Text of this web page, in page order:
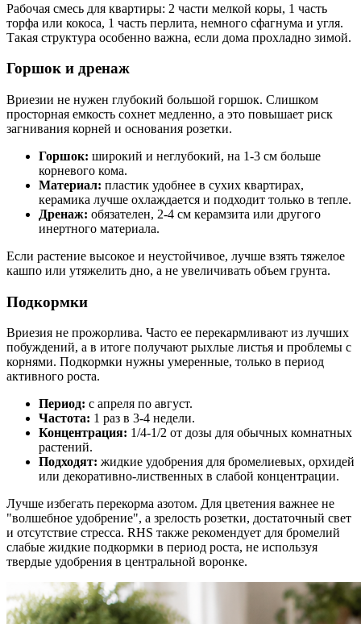
Рабочая смесь для квартиры: 2 части мелкой коры, 1 часть
торфа или кокоса, 1 часть перлита, немного сфагнума и угля.
Такая структура особенно важна, если дома прохладно зимой.
Горшок и дренаж
Вриезии не нужен глубокий большой горшок. Слишком
просторная емкость сохнет медленно, а это повышает риск
загнивания корней и основания розетки.
Горшок: широкий и неглубокий, на 1-3 см больше
корневого кома.
Материал: пластик удобнее в сухих квартирах,
керамика лучше охлаждается и подходит только в тепле.
Дренаж: обязателен, 2-4 см керамзита или другого
инертного материала.
Если растение высокое и неустойчивое, лучше взять тяжелое
кашпо или утяжелить дно, а не увеличивать объем грунта.
Подкормки
Вриезия не прожорлива. Часто ее перекармливают из лучших
побуждений, а в итоге получают рыхлые листья и проблемы с
корнями. Подкормки нужны умеренные, только в период
активного роста.
Период: с апреля по август.
Частота: 1 раз в 3-4 недели.
Концентрация: 1/4-1/2 от дозы для обычных комнатных
растений.
Подходят: жидкие удобрения для бромелиевых, орхидей
или декоративно-лиственных в слабой концентрации.
Лучше избегать перекорма азотом. Для цветения важнее не
"волшебное удобрение", а зрелость розетки, достаточный свет
и отсутствие стресса. RHS также рекомендует для бромелий
слабые жидкие подкормки в период роста, не используя
твердые удобрения в центральной воронке.